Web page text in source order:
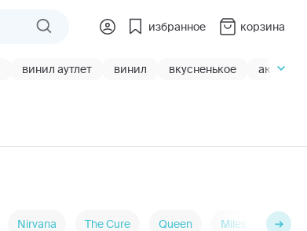
избранное корзина
винил аутлет винил вкусненькое акции
Nirvana The Cure Queen Miles Davis